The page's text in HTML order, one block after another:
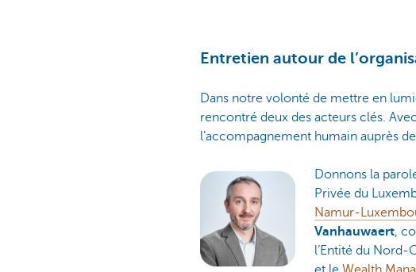
Entretien autour de
Dans notre volonté de mettre en
rencontré deux des acteurs clés.
l’accompagnement humain auprès
Donnons la
Privée du
Namur-
Vanhauwaert,
l’Entité du Nord-